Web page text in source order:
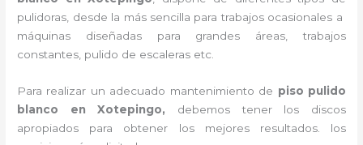
pulidoras, desde la más sencilla para trabajos ocasionales a
máquinas diseñadas para grandes áreas, trabajos
constantes, pulido de escaleras etc.
Para realizar un adecuado mantenimiento de piso pulido
blanco en Xotepingo, debemos tener los discos
apropiados para obtener los mejores resultados. los